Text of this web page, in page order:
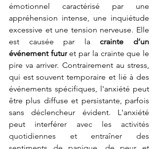
émotionnel caractérisé par une
appréhension intense, une inquiétude
excessive et une tension nerveuse. Elle
est causée par la crainte d’un
événement futur et par la crainte que le
pire va arriver. Contrairement au stress,
qui est souvent temporaire et lié à des
événements spécifiques, l'anxiété peut
être plus diffuse et persistante, parfois
sans déclencheur évident. L'anxiété
peut interférer avec les activités
quotidiennes et entraîner des